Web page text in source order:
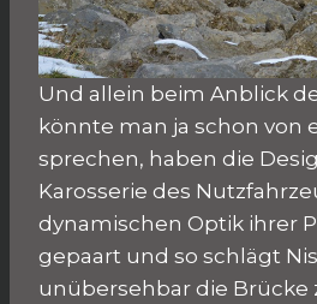
Und allein beim Anblick
könnte man ja schon von
sprechen, haben die
Karosserie des
dynamischen Optik ihrer
gepaart und so schlägt
unübersehbar die Brücke